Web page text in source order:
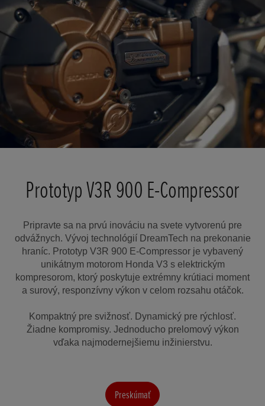
Prototyp V3R 900 E-Compressor
Pripravte sa na prvú inováciu na svete vytvorenú pre
odvážnych. Vývoj technológií DreamTech na prekonanie
hraníc. Prototyp V3R 900 E-Compressor je vybavený
unikátnym motorom Honda V3 s elektrickým
kompresorom, ktorý poskytuje extrémny krútiaci moment
a surový, responzívny výkon v celom rozsahu otáčok.
Kompaktný pre svižnosť. Dynamický pre rýchlosť.
Žiadne kompromisy. Jednoducho prelomový výkon
vďaka najmodernejšiemu inžinierstvu.
Preskúmať